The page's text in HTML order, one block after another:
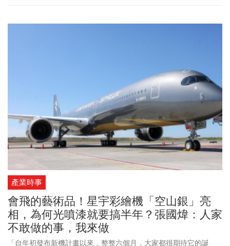
產業時事
會飛的藝術品！星宇彩繪機「空山銀」亮
相，為何光噴漆就要搞半年？張國煒：人家
不敢做的事，我來做
「自年初發布新機計畫以來，整整六個月，大家都很期待它的誕